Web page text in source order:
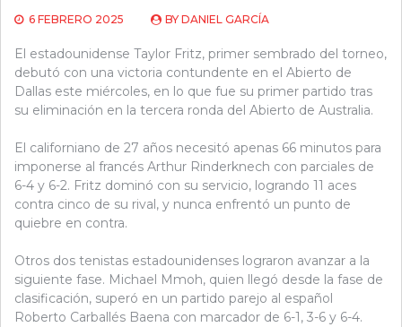
6 FEBRERO 2025 BY DANIEL GARCÍA
El estadounidense Taylor Fritz, primer sembrado del torneo,
debutó con una victoria contundente en el Abierto de
Dallas este miércoles, en lo que fue su primer partido tras
su eliminación en la tercera ronda del Abierto de Australia.
El californiano de 27 años necesitó apenas 66 minutos para
imponerse al francés Arthur Rinderknech con parciales de
6-4 y 6-2. Fritz dominó con su servicio, logrando 11 aces
contra cinco de su rival, y nunca enfrentó un punto de
quiebre en contra.
Otros dos tenistas estadounidenses lograron avanzar a la
siguiente fase. Michael Mmoh, quien llegó desde la fase de
clasificación, superó en un partido parejo al español
Roberto Carballés Baena con marcador de 6-1, 3-6 y 6-4.